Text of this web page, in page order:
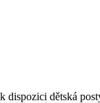
dispozici dětská